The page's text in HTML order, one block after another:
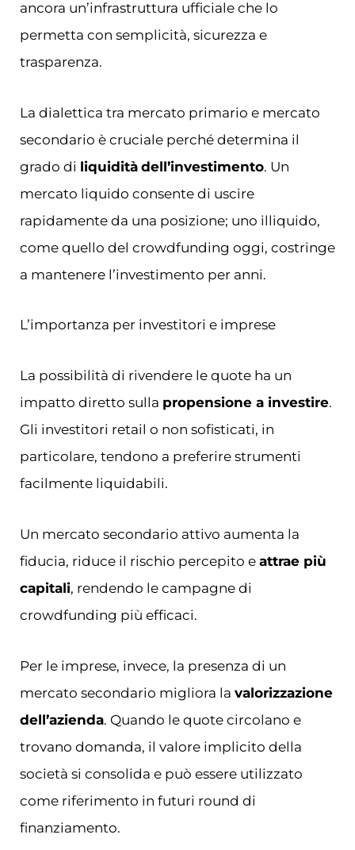
ancora un’infrastruttura ufficiale che lo
permetta con semplicità, sicurezza e
trasparenza.
La dialettica tra mercato primario e mercato
secondario è cruciale perché determina il
grado di liquidità dell’investimento. Un
mercato liquido consente di uscire
rapidamente da una posizione; uno illiquido,
come quello del crowdfunding oggi, costringe
a mantenere l’investimento per anni.
L’importanza per investitori e imprese
La possibilità di rivendere le quote ha un
impatto diretto sulla propensione a investire.
Gli investitori retail o non sofisticati, in
particolare, tendono a preferire strumenti
facilmente liquidabili.
Un mercato secondario attivo aumenta la
fiducia, riduce il rischio percepito e attrae più
capitali, rendendo le campagne di
crowdfunding più efficaci.
Per le imprese, invece, la presenza di un
mercato secondario migliora la valorizzazione
dell’azienda. Quando le quote circolano e
trovano domanda, il valore implicito della
società si consolida e può essere utilizzato
come riferimento in futuri round di
finanziamento.